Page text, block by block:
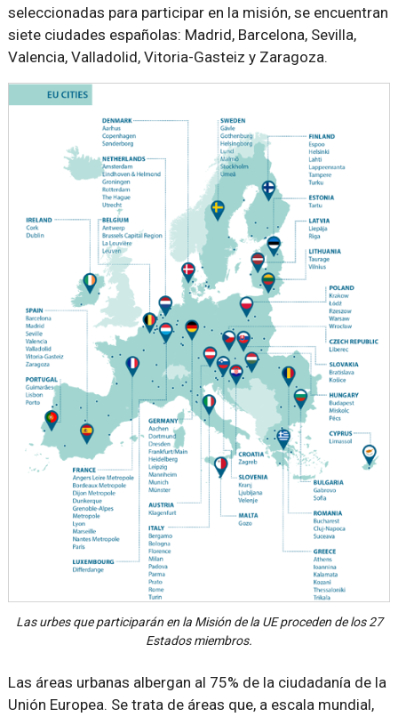
seleccionadas para participar en la misión, se encuentran
siete ciudades españolas: Madrid, Barcelona, Sevilla,
Valencia, Valladolid, Vitoria-Gasteiz y Zaragoza.
Las urbes que participarán en la Misión de la UE proceden de los 27
Estados miembros.
Las áreas urbanas albergan al 75% de la ciudadanía de la
Unión Europea. Se trata de áreas que, a escala mundial,